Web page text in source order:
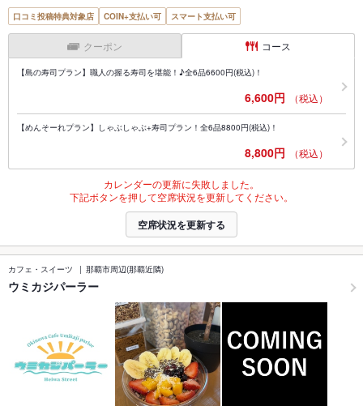
口コミ投稿特典対象店 COIN+支払い可 スマート支払い可
クーポン コース
【島の寿司プラン】職人の握る寿司を堪能！♪全6品6600円(税込)！
6,600円 （税込）
【めんそーれプラン】しゃぶしゃぶ+寿司プラン！全6品8800円(税込)！
8,800円 （税込）
カレンダーの更新に失敗しました。
下記ボタンを押して空席状況を更新してください。
空席状況を更新する
カフェ・スイーツ 那覇市周辺(那覇近隣)
ウミカジパーラー